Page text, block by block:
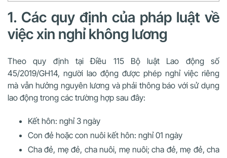
1. Các quy định của pháp luật về
việc xin nghỉ không lương
Theo quy định tại Điều 115 Bộ luật Lao động số
45/2019/GH14, người lao động được phép nghỉ việc riêng
mà vẫn hưởng nguyên lương và phải thông báo với sử dụng
lao động trong các trường hợp sau đây:
Kết hôn: nghỉ 3 ngày
Con đẻ hoặc con nuôi kết hôn: nghỉ 01 ngày
Cha đẻ, mẹ đẻ, cha nuôi, mẹ nuôi; cha đẻ, mẹ đẻ, cha